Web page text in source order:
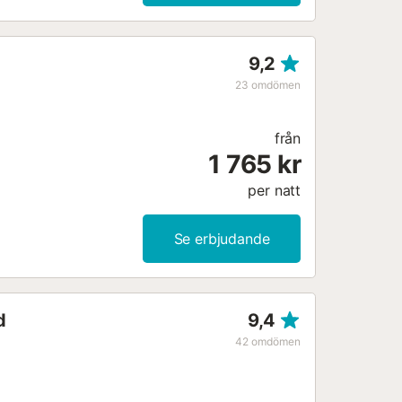
9,2
23 omdömen
från
1 765 kr
per natt
Se erbjudande
9,4
42 omdömen